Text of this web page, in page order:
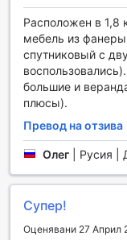
Удобства в
OYO 502
стаи, които са
стая е
температура,
се на вечерите,
телевизора с
допълнителен
балкон, където
В стаите ще
е идеален за
Осигурени са и
чувствате
Расположен в 1,8
мебель из фанеры
спутниковый с
большие и
плюсы).
Превод на отзива
Олег Русия |
Супер!
Оценявани 27 Април